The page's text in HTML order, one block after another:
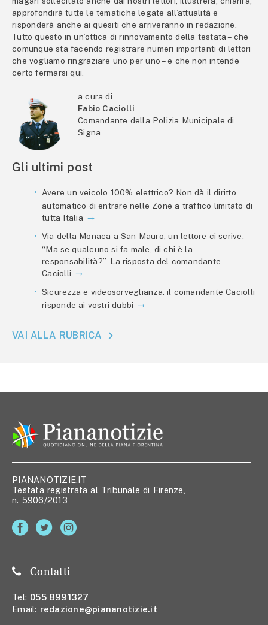
approfondirà tutte le tematiche legate all’attualità e
risponderà anche ai quesiti che arriveranno in redazione.
Tutto questo in un’ottica di rinnovamento della testata – che
comunque sta facendo registrare numeri importanti di lettori
che vogliamo ringraziare uno per uno – e che non intende
certo fermarsi qui.
a cura di
Fabio Caciolli
Comandante della Polizia Municipale di
Signa
Gli ultimi post
Avere un veicolo 100% elettrico? Non dà il diritto
automatico di entrare nelle Zone a traffico limitato di
tutta Italia
Via della Monaca a San Mauro, un lettore ci scrive:
“Ma se qualcuno si fa male, di chi è la
responsabilità?”. La risposta del comandante
Caciolli
Sicurezza e videosorveglianza: il comandante Caciolli
risponde ai vostri dubbi
VAI ALLA RUBRICA
PIANANOTIZIE.IT
Testata registrata al Tribunale di Firenze,
n. 5906/2013
Contatti
Tel: 055 8991327
Email: redazione@piananotizie.it